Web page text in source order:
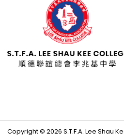
Copyright © 2026 S.T.F.A. Lee Shau